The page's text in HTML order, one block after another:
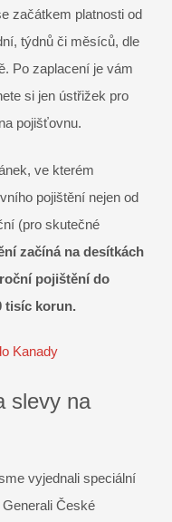
začátkem platnosti od
týdnů či měsíců, dle
Po zaplacení je vám
si jen ústřižek pro
pojišťovnu.
ve kterém
pojištění nejen od
(pro skutečné
začíná na desítkách
pojištění do
tisíc korun.
Kanady
slevy na
vyjednali speciální
České